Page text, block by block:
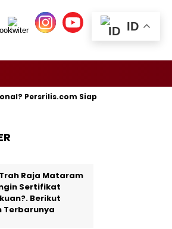
Siap Publikasikan Press
Raja Mataram
Sertifikat
Berikut
Terbarunya
ID